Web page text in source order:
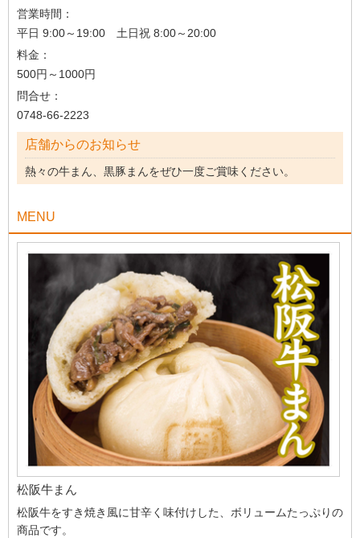
営業時間：
平日 9:00～19:00 土日祝 8:00～20:00
料金：
500円～1000円
問合せ：
0748-66-2223
店舗からのお知らせ
熱々の牛まん、黒豚まんをぜひ一度ご賞味ください。
MENU
松阪牛まん
松阪牛をすき焼き風に甘辛く味付けした、ボリュームたっぷりの
商品です。